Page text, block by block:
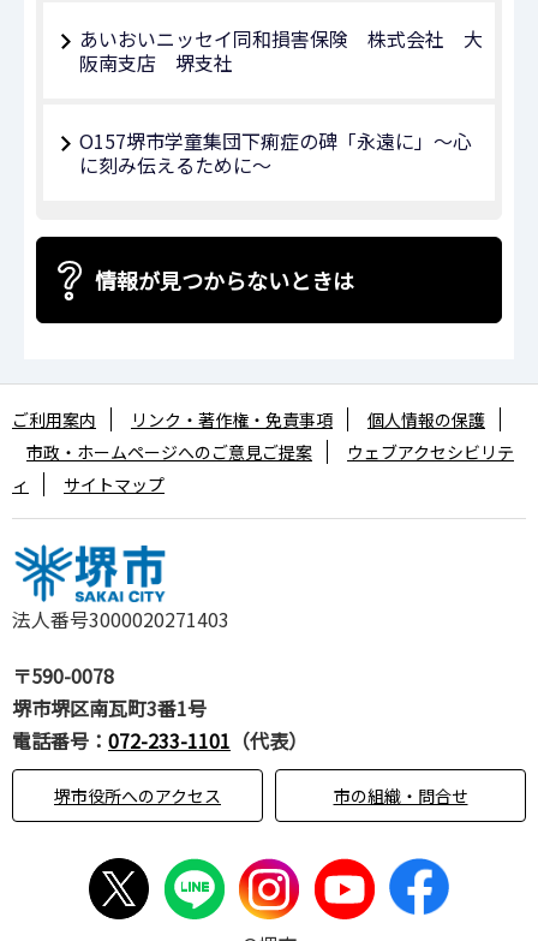
あいおいニッセイ同和損害保険 株式会社 大
阪南支店 堺支社
O157堺市学童集団下痢症の碑「永遠に」～心
に刻み伝えるために～
情報が見つからないときは
法人番号3000020271403
〒590-0078
堺市堺区南瓦町3番1号
電話番号： 072-233-1101 （代表）
堺市役所へのアクセス 市の組織・問合せ
ご利用案内 リンク・著作権・免責事項
個人情報の保護
市政・ホームページへのご意見ご提案
ウェブアクセシビリテ
ィ
サイトマップ